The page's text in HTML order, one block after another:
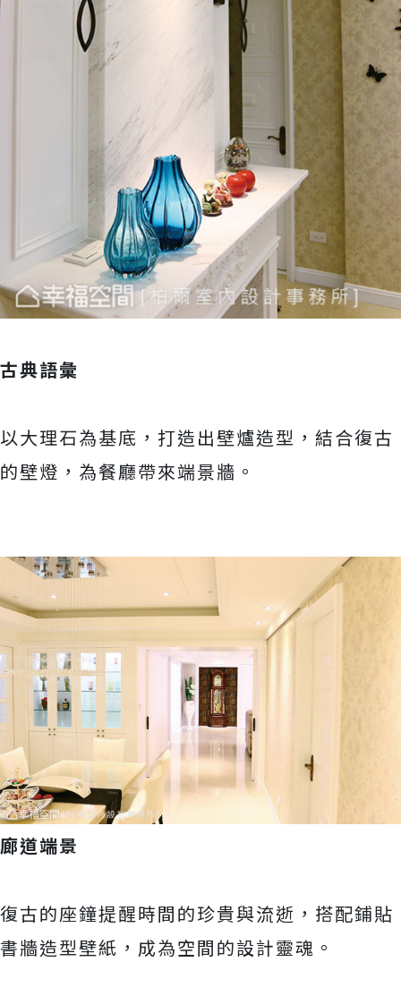
古典語彙
以大理石為基底，打造出壁爐造型，結合復古
的壁燈，為餐廳帶來端景牆。
廊道端景
復古的座鐘提醒時間的珍貴與流逝，搭配鋪貼
書牆造型壁紙，成為空間的設計靈魂。